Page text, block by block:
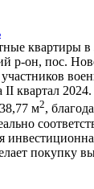
квартиры в
р-он, пос.
II квартал
м2,
покупку